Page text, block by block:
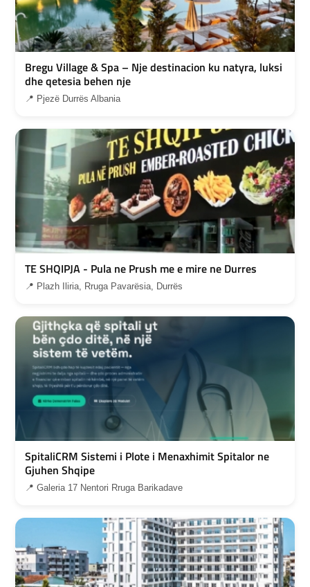
Bregu Village & Spa – Nje destinacion ku natyra, luksi
dhe qetesia behen nje
📍 Pjezë Durrës Albania
TE SHQIPJA - Pula ne Prush me e mire ne Durres
📍 Plazh Iliria, Rruga Pavarësia, Durrës
SpitaliCRM Sistemi i Plote i Menaxhimit Spitalor ne
Gjuhen Shqipe
📍 Galeria 17 Nentori Rruga Barikadave